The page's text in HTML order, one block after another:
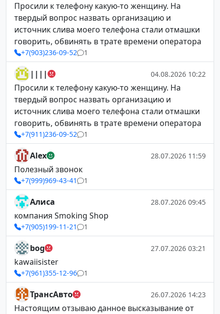
Просили к телефону какую-то женщину. На
твердый вопрос назвать организацию и
источник слива моего телефона стали отмашки
говорить, обвинять в трате времени оператора
+7(903)236-09-52 1
|||| 04.08.2026 10:22
Просили к телефону какую-то женщину. На
твердый вопрос назвать организацию и
источник слива моего телефона стали отмашки
говорить, обвинять в трате времени оператора
+7(911)236-09-52 1
Alex 28.07.2026 11:59
Полезный звонок
+7(999)969-43-41 1
Алиса 28.07.2026 09:45
компания Smoking Shop
+7(905)199-11-21 1
bog 27.07.2026 03:21
kawaiisister
+7(961)355-12-96 1
ТрансАвто 26.07.2026 14:23
Настоящим отзываю данное высказывание от